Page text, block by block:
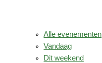
Alle evenementen
Vandaag
Dit weekend